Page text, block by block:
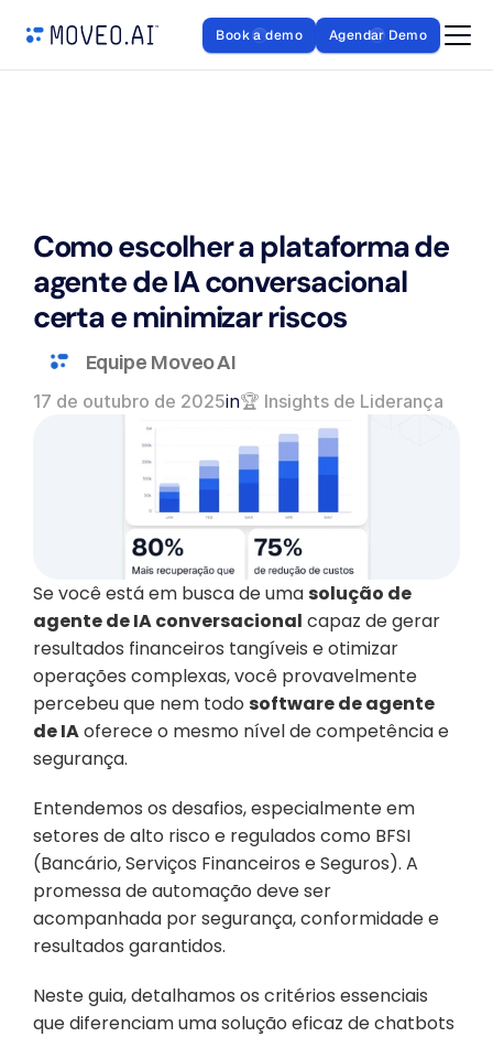
Book a demo Agendar Demo
Como escolher a plataforma de
agente de IA conversacional
certa e minimizar riscos
Equipe Moveo AI
17 de outubro de 2025in🏆 Insights de Liderança
Se você está em busca de uma solução de
agente de IA conversacional capaz de gerar
resultados financeiros tangíveis e otimizar
operações complexas, você provavelmente
percebeu que nem todo software de agente
de IA oferece o mesmo nível de competência e
segurança.
Entendemos os desafios, especialmente em
setores de alto risco e regulados como BFSI
(Bancário, Serviços Financeiros e Seguros). A
promessa de automação deve ser
acompanhada por segurança, conformidade e
resultados garantidos.
Neste guia, detalhamos os critérios essenciais
que diferenciam uma solução eficaz de chatbots